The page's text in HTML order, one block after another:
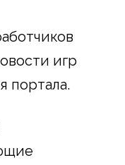
игр
портала.